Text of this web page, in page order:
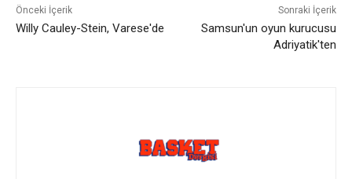
Önceki İçerik
Willy Cauley-Stein, Varese'de
Sonraki İçerik
Samsun'un oyun kurucusu
Adriyatik'ten